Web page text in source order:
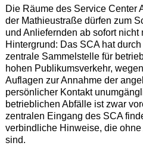
Die Räume des Service Center
der Mathieustraße dürfen zum
und Anliefernden ab sofort nicht
Hintergrund: Das SCA hat
zentrale Sammelstelle für
hohen Publikumsverkehr,
Auflagen zur Annahme der
persönlicher Kontakt
betrieblichen Abfälle ist zwar
zentralen Eingang des SCA
verbindliche Hinweise, die
sind.